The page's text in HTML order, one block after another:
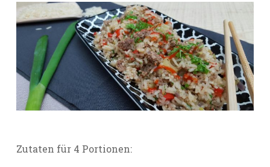
Zutaten für 4 Portionen: